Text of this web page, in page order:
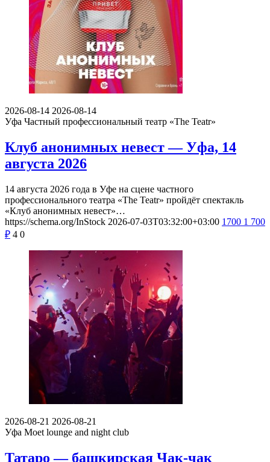
2026-08-14 2026-08-14
Уфа Частный профессиональный театр «The Teatr»
Клуб анонимных невест — Уфа, 14
августа 2026
14 августа 2026 года в Уфе на сцене частного
профессионального театра «The Teatr» пройдёт спектакль
«Клуб анонимных невест»…
https://schema.org/InStock 2026-07-03T03:32:00+03:00 1700 1 700
₽ 4 0
2026-08-21 2026-08-21
Уфа Мoet lounge and night club
Татаро — башкирская Чак-чак